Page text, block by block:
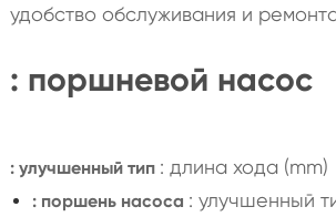
удобство обслуживания и
: поршневой насос
: улучшенный тип : длина хода (mm)
: поршень насоса : улучшенный